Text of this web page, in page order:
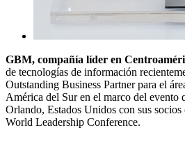
GBM, compañía líder en
de tecnologías de información
Outstanding Business Partner para el
América del Sur en el marco del evento
Orlando, Estados Unidos con sus
World Leadership Conference.